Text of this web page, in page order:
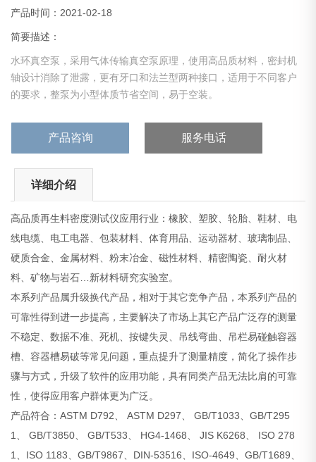
产品时间：2021-02-18
简要描述：
水环真空泵，采用气体传输真空泵原理，使用高品质材料，密封机
轴设计消除了泄露，更有牙口和法兰型两种接口，适用于不同客户
的要求，整泵为小型体质节省空间，易于空装。
产品咨询 服务电话
详细介绍
高品质再生料密度测试仪应用行业：橡胶、塑胶、轮胎、鞋材、电
线电缆、电工电器、包装材料、体育用品、运动器材、玻璃制品、
硬质合金、金属材料、粉末冶金、磁性材料、精密陶瓷、耐火材
料、矿物与岩石…新材料研究实验室。
本系列产品属升级换代产品，相对于其它竞争产品，本系列产品的
可靠性得到进一步提高，主要解决了市场上其它产品广泛存的测量
不稳定、数据不准、死机、按键失灵、吊线弯曲、吊栏易碰触容器
槽、容器槽易破等常见问题，重点提升了测量精度，简化了操作步
骤与方式，升级了软件的应用功能，具有同类产品无法比肩的可靠
性，使得应用客户群体更为广泛。
产品符合：ASTM D792、 ASTM D297、 GB/T1033、GB/T295
1、 GB/T3850、 GB/T533、 HG4-1468、 JIS K6268、 ISO 278
1、ISO 1183、GB/T9867、DIN-53516、ISO-4649、GB/T1689、